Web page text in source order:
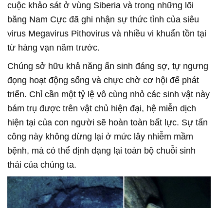
cuộc khảo sát ở vùng Siberia và trong những lõi
băng Nam Cực đã ghi nhận sự thức tỉnh của siêu
virus Megavirus Pithovirus và nhiều vi khuẩn tồn tại
từ hàng vạn năm trước.
Chúng sở hữu khả năng ẩn sinh đáng sợ, tự ngưng
đọng hoạt động sống và chực chờ cơ hội để phát
triển. Chỉ cần một tỷ lệ vô cùng nhỏ các sinh vật này
bám trụ được trên vật chủ hiện đại, hệ miễn dịch
hiện tại của con người sẽ hoàn toàn bất lực. Sự tấn
công này không dừng lại ở mức lây nhiễm mầm
bệnh, mà có thể định dạng lại toàn bộ chuỗi sinh
thái của chúng ta.